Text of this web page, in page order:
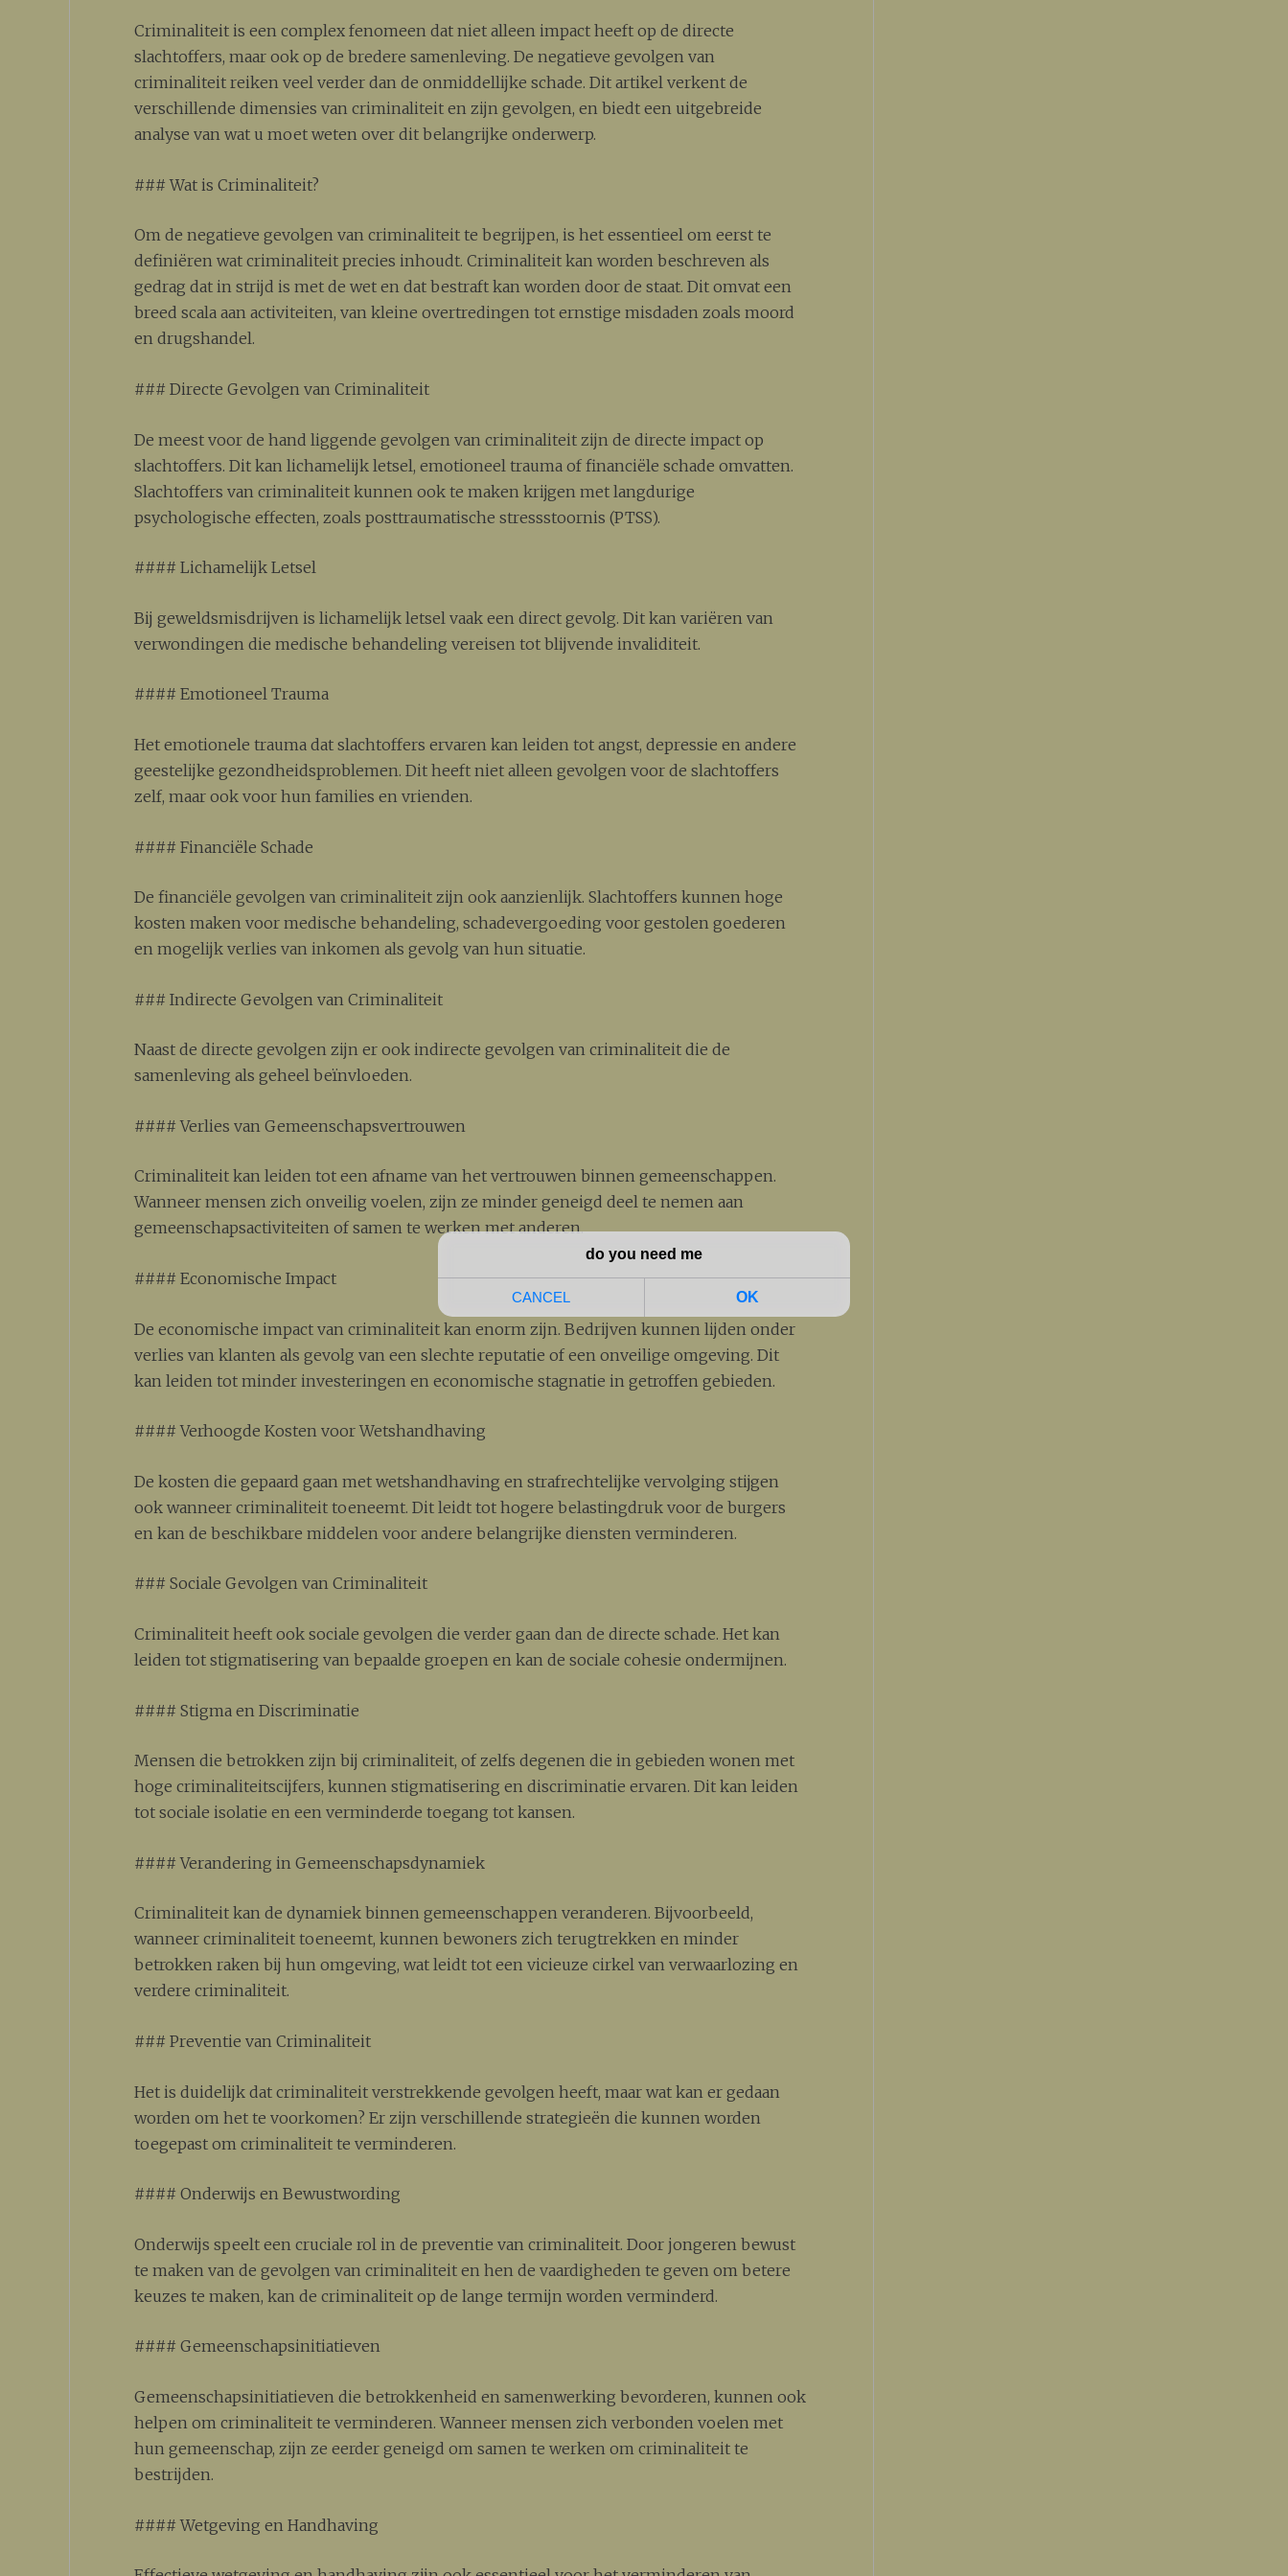
Criminaliteit is een complex fenomeen dat niet alleen impact heeft op de directe
slachtoffers, maar ook op de bredere samenleving. De negatieve gevolgen van
criminaliteit reiken veel verder dan de onmiddellijke schade. Dit artikel verkent de
verschillende dimensies van criminaliteit en zijn gevolgen, en biedt een uitgebreide
analyse van wat u moet weten over dit belangrijke onderwerp.
### Wat is Criminaliteit?
Om de negatieve gevolgen van criminaliteit te begrijpen, is het essentieel om eerst te
definiëren wat criminaliteit precies inhoudt. Criminaliteit kan worden beschreven als
gedrag dat in strijd is met de wet en dat bestraft kan worden door de staat. Dit omvat een
breed scala aan activiteiten, van kleine overtredingen tot ernstige misdaden zoals moord
en drugshandel.
### Directe Gevolgen van Criminaliteit
De meest voor de hand liggende gevolgen van criminaliteit zijn de directe impact op
slachtoffers. Dit kan lichamelijk letsel, emotioneel trauma of financiële schade omvatten.
Slachtoffers van criminaliteit kunnen ook te maken krijgen met langdurige
psychologische effecten, zoals posttraumatische stressstoornis (PTSS).
#### Lichamelijk Letsel
Bij geweldsmisdrijven is lichamelijk letsel vaak een direct gevolg. Dit kan variëren van
verwondingen die medische behandeling vereisen tot blijvende invaliditeit.
#### Emotioneel Trauma
Het emotionele trauma dat slachtoffers ervaren kan leiden tot angst, depressie en andere
geestelijke gezondheidsproblemen. Dit heeft niet alleen gevolgen voor de slachtoffers
zelf, maar ook voor hun families en vrienden.
#### Financiële Schade
De financiële gevolgen van criminaliteit zijn ook aanzienlijk. Slachtoffers kunnen hoge
kosten maken voor medische behandeling, schadevergoeding voor gestolen goederen
en mogelijk verlies van inkomen als gevolg van hun situatie.
### Indirecte Gevolgen van Criminaliteit
Naast de directe gevolgen zijn er ook indirecte gevolgen van criminaliteit die de
samenleving als geheel beïnvloeden.
#### Verlies van Gemeenschapsvertrouwen
Criminaliteit kan leiden tot een afname van het vertrouwen binnen gemeenschappen.
Wanneer mensen zich onveilig voelen, zijn ze minder geneigd deel te nemen aan
gemeenschapsactiviteiten of samen te werken met anderen.
#### Economische Impact
De economische impact van criminaliteit kan enorm zijn. Bedrijven kunnen lijden onder
verlies van klanten als gevolg van een slechte reputatie of een onveilige omgeving. Dit
kan leiden tot minder investeringen en economische stagnatie in getroffen gebieden.
#### Verhoogde Kosten voor Wetshandhaving
De kosten die gepaard gaan met wetshandhaving en strafrechtelijke vervolging stijgen
ook wanneer criminaliteit toeneemt. Dit leidt tot hogere belastingdruk voor de burgers
en kan de beschikbare middelen voor andere belangrijke diensten verminderen.
### Sociale Gevolgen van Criminaliteit
Criminaliteit heeft ook sociale gevolgen die verder gaan dan de directe schade. Het kan
leiden tot stigmatisering van bepaalde groepen en kan de sociale cohesie ondermijnen.
#### Stigma en Discriminatie
Mensen die betrokken zijn bij criminaliteit, of zelfs degenen die in gebieden wonen met
hoge criminaliteitscijfers, kunnen stigmatisering en discriminatie ervaren. Dit kan leiden
tot sociale isolatie en een verminderde toegang tot kansen.
#### Verandering in Gemeenschapsdynamiek
Criminaliteit kan de dynamiek binnen gemeenschappen veranderen. Bijvoorbeeld,
wanneer criminaliteit toeneemt, kunnen bewoners zich terugtrekken en minder
betrokken raken bij hun omgeving, wat leidt tot een vicieuze cirkel van verwaarlozing en
verdere criminaliteit.
### Preventie van Criminaliteit
Het is duidelijk dat criminaliteit verstrekkende gevolgen heeft, maar wat kan er gedaan
worden om het te voorkomen? Er zijn verschillende strategieën die kunnen worden
toegepast om criminaliteit te verminderen.
#### Onderwijs en Bewustwording
Onderwijs speelt een cruciale rol in de preventie van criminaliteit. Door jongeren bewust
te maken van de gevolgen van criminaliteit en hen de vaardigheden te geven om betere
keuzes te maken, kan de criminaliteit op de lange termijn worden verminderd.
#### Gemeenschapsinitiatieven
Gemeenschapsinitiatieven die betrokkenheid en samenwerking bevorderen, kunnen ook
helpen om criminaliteit te verminderen. Wanneer mensen zich verbonden voelen met
hun gemeenschap, zijn ze eerder geneigd om samen te werken om criminaliteit te
bestrijden.
#### Wetgeving en Handhaving